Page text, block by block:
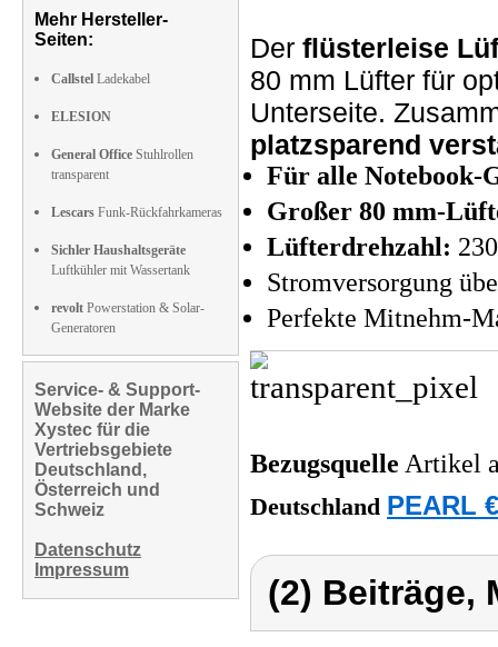
Mehr Hersteller-
Seiten:
Callstel Ladekabel
ELESION
General Office Stuhlrollen
transparent
Lescars Funk-Rückfahrkameras
Sichler Haushaltsgeräte
Luftkühler mit Wassertank
revolt Powerstation & Solar-
Generatoren
Service- & Support-
Website der Marke
Xystec für die
Vertriebsgebiete
Deutschland,
Österreich und
Schweiz
Datenschutz
Impressum
Der flüsterleise
80 mm Lüfter für
Unterseite.
platzsparend
Für alle Notebook-
Großer 80 mm-
Lüfterdrehzahl:
Stromversorgung
Perfekte Mitnehm-
Bezugsquelle Artikel
Deutschland PEARL
(2) Beiträge,